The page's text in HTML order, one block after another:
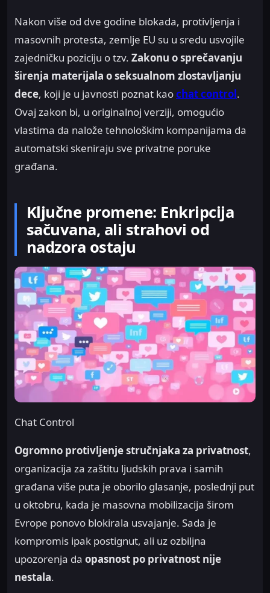
Nakon više od dve godine blokada, protivljenja i
masovnih protesta, zemlje EU su u sredu usvojile
zajedničku poziciju o tzv. Zakonu o sprečavanju
širenja materijala o seksualnom zlostavljanju
dece, koji je u javnosti poznat kaochat control.
Ovaj zakon bi, u originalnoj verziji, omogućio
vlastima da nalože tehnološkim kompanijama da
automatski skeniraju sve privatne poruke
građana.
Ključne promene: Enkripcija
sačuvana, ali strahovi od
nadzora ostaju
Chat Control
Ogromno protivljenje stručnjaka za privatnost,
organizacija za zaštitu ljudskih prava i samih
građana više puta je oborilo glasanje, poslednji put
u oktobru, kada je masovna mobilizacija širom
Evrope ponovo blokirala usvajanje. Sada je
kompromis ipak postignut, ali uz ozbiljna
upozorenja da opasnost po privatnost nije
nestala.